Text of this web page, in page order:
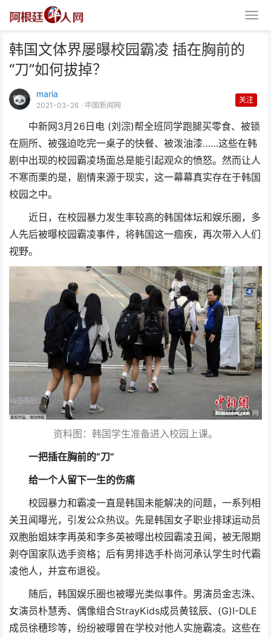
韩国文体界屡曝校园霸凌 插在胸前的
“刀”如何拔掉？
maria
2021-03-26 · 中国新闻网
关注
中新网3月26日电 (刘淙)帮全班同学跑腿买零食、被锁
在厕所、被强迫吃完一桌子的快餐、被泼油漆……这些在韩
剧中出现的校园霸凌场面总是能引起观众的愤怒。然而让人
不寒而栗的是，剧情来源于现实，这一幕幕真实存在于韩国
校园之中。
近日，在校园暴力发生率较高的韩国体坛和娱乐圈，多
人先后被曝校园霸凌事件，将韩国这一痼疾，再次带入人们
视野。
资料图：韩国学生准备进入校园上课。
一把插在胸前的“刀”
给一个人留下一生的伤痛
校园暴力和霸凌一直是韩国未能解决的问题，一系列相
关丑闻曝光，引发公众热议。先是韩国女子职业排球运动员
双胞胎姐妹李再英和李多英被曝出校园霸凌丑闻，被无限期
剥夺国家队选手资格；后有男排选手朴尚河承认学生时代霸
凌他人，并宣布退役。
随后，韩国娱乐圈也被曝光类似事件。男演员金志洙、
女演员朴慧秀、偶像组合StrayKids成员黄铉辰、(G)I-DLE
成员徐穗珍等，纷纷被曝曾在学校对他人实施霸凌。这些在
韩国文体界屡曝校园霸凌 插在胸
前的“刀”如何拔掉？